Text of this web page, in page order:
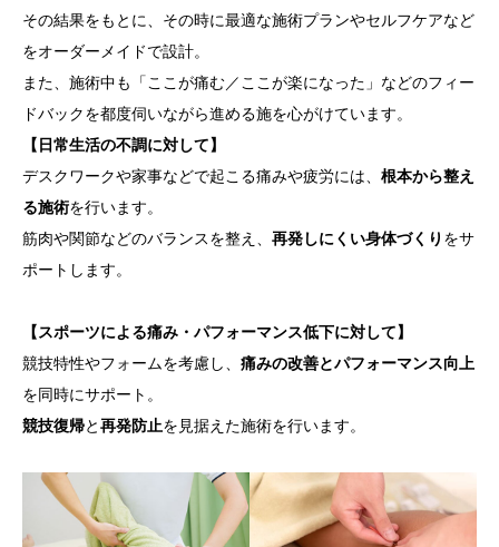
その結果をもとに、その時に最適な施術プランやセルフケアなど
をオーダーメイドで設計。
また、施術中も「ここが痛む／ここが楽になった」などのフィー
ドバックを都度伺いながら進める施を心がけています。
【日常生活の不調に対して】
デスクワークや家事などで起こる痛みや疲労には、 根本から整え
る施術を行います。
筋肉や関節などのバランスを整え、 再発しにくい身体づくり をサ
ポートします。
【スポーツによる痛み・パフォーマンス低下に対して】
競技特性やフォームを考慮し、 痛みの改善とパフォーマンス向上
を同時にサポート。
競技復帰と再発防止を見据えた施術を行います。